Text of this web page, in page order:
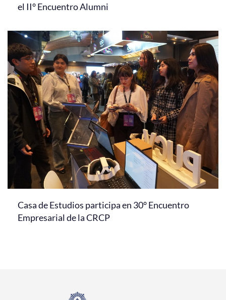
el II° Encuentro Alumni
Casa de Estudios participa en 30° Encuentro
Empresarial de la CRCP